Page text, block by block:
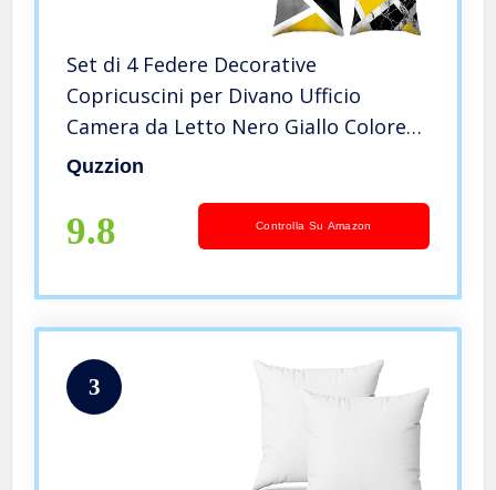
Set di 4 Federe Decorative
Copricuscini per Divano Ufficio
Camera da Letto Nero Giallo Colore
Cuscini 45×45 cm
Quzzion
9.8 Controlla Su Amazon
3